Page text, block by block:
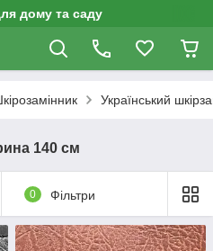
дому та саду
Український
140 см
0 Фільтри